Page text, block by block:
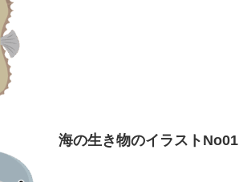
海の生き物のイラストNo01